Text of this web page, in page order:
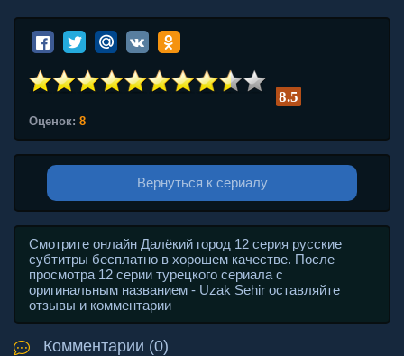
8.5
Оценок: 8
Вернуться к сериалу
Смотрите онлайн Далёкий город 12 серия русские
субтитры бесплатно в хорошем качестве. После
просмотра 12 серии турецкого сериала с
оригинальным названием - Uzak Sehir оставляйте
отзывы и комментарии
Комментарии (0)